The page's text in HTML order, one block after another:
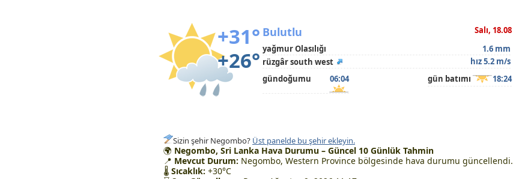
+31°
+26°
Salı, 18.08
Bulutlu
yağmur Olasılığı
1.6 mm
rüzgâr south west
hız 5.2 m/s
gündoğumu
06:04 gün batımı 18:24
Sizin şehir Negombo? Üst panelde bu şehir ekleyin.
🌍 Negombo, Sri Lanka Hava Durumu – Güncel 10 Günlük Tahmin
📍 Mevcut Durum: Negombo, Western Province bölgesinde hava durumu güncellendi.
🌡 Sıcaklık: +30°C